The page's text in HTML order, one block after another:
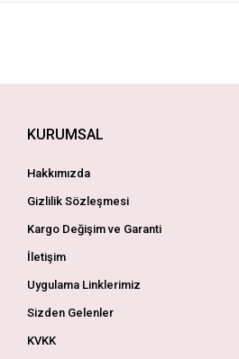
KURUMSAL
Hakkımızda
Gizlilik Sözleşmesi
Kargo Değişim ve Garanti
İletişim
Uygulama Linklerimiz
Sizden Gelenler
KVKK